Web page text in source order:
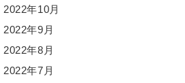
2022年10月
2022年9月
2022年8月
2022年7月